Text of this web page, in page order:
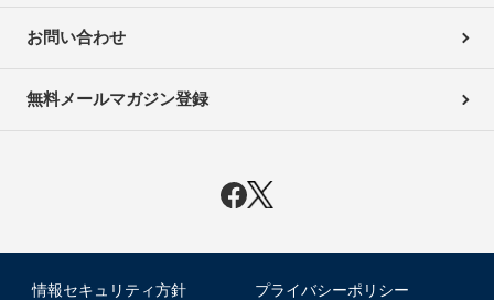
お問い合わせ
無料メールマガジン登録
情報セキュリティ方針 プライバシーポリシー